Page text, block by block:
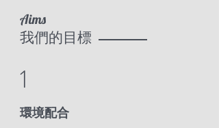
Aims
​我們的目標
1
環境配合